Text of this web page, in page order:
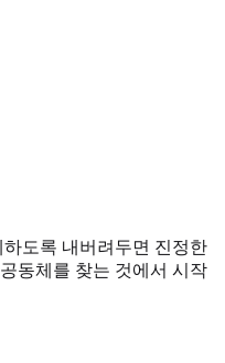
도록 내버려두면 진정한
동체를 찾는 것에서 시작